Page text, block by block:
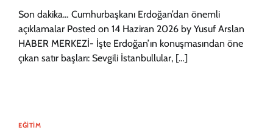
Son dakika… Cumhurbaşkanı Erdoğan’dan önemli
açıklamalar Posted on 14 Haziran 2026 by Yusuf Arslan
HABER MERKEZİ- İşte Erdoğan’ın konuşmasından öne
çıkan satır başları: Sevgili İstanbullular, […]
EĞITIM